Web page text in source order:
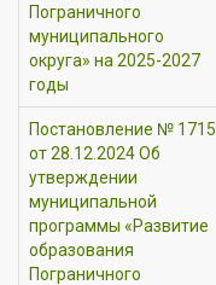
Пограничного
муниципального
округа» на 2025-2027
годы
Постановление № 1715
от 28.12.2024 Об
утверждении
муниципальной
программы «Развитие
образования
Пограничного